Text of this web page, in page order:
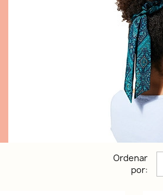
Ordenar
por: